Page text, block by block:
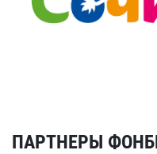
ПАРТНЕРЫ